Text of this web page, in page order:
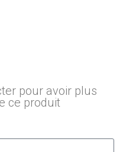
pour avoir plus
ce produit